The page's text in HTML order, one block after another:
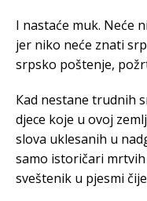
I nastaće muk. Neće
jer niko neće znati
srpsko poštenje,
Кad nestane trudnih
djece koje u ovoj
slova uklesanih u
samo istoričari
sveštenik u pjesmi